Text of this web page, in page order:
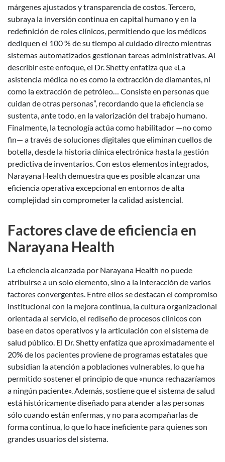
márgenes ajustados y transparencia de costos. Tercero,
subraya la inversión continua en capital humano y en la
redefinición de roles clínicos, permitiendo que los médicos
dediquen el 100 % de su tiempo al cuidado directo mientras
sistemas automatizados gestionan tareas administrativas. Al
describir este enfoque, el Dr. Shetty enfatiza que «La
asistencia médica no es como la extracción de diamantes, ni
como la extracción de petróleo… Consiste en personas que
cuidan de otras personas”, recordando que la eficiencia se
sustenta, ante todo, en la valorización del trabajo humano.
Finalmente, la tecnología actúa como habilitador —no como
fin— a través de soluciones digitales que eliminan cuellos de
botella, desde la historia clínica electrónica hasta la gestión
predictiva de inventarios. Con estos elementos integrados,
Narayana Health demuestra que es posible alcanzar una
eficiencia operativa excepcional en entornos de alta
complejidad sin comprometer la calidad asistencial.
Factores clave de eficiencia en
Narayana Health
La eficiencia alcanzada por Narayana Health no puede
atribuirse a un solo elemento, sino a la interacción de varios
factores convergentes. Entre ellos se destacan el compromiso
institucional con la mejora continua, la cultura organizacional
orientada al servicio, el rediseño de procesos clínicos con
base en datos operativos y la articulación con el sistema de
salud público. El Dr. Shetty enfatiza que aproximadamente el
20% de los pacientes proviene de programas estatales que
subsidian la atención a poblaciones vulnerables, lo que ha
permitido sostener el principio de que «nunca rechazaríamos
a ningún paciente». Además, sostiene que el sistema de salud
está históricamente diseñado para atender a las personas
sólo cuando están enfermas, y no para acompañarlas de
forma continua, lo que lo hace ineficiente para quienes son
grandes usuarios del sistema.